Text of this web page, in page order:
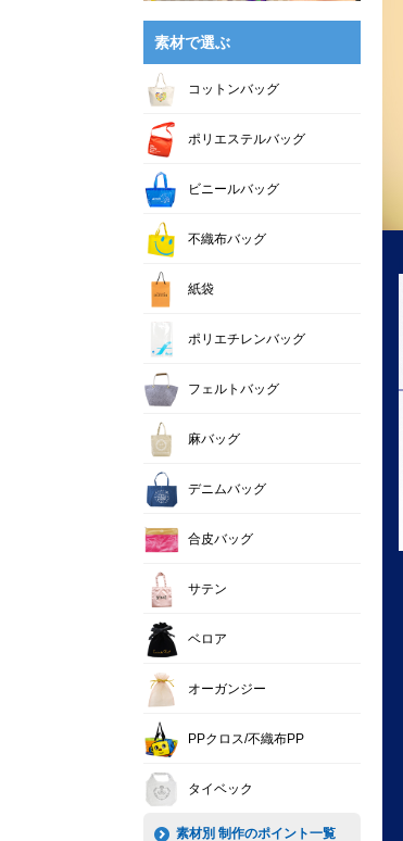
素材で選ぶ
コットンバッグ
ポリエステルバッグ
ビニールバッグ
不織布バッグ
紙袋
ポリエチレンバッグ
フェルトバッグ
麻バッグ
デニムバッグ
合皮バッグ
サテン
ベロア
オーガンジー
PPクロス/不織布PP
タイベック
素材別 制作のポイント一覧